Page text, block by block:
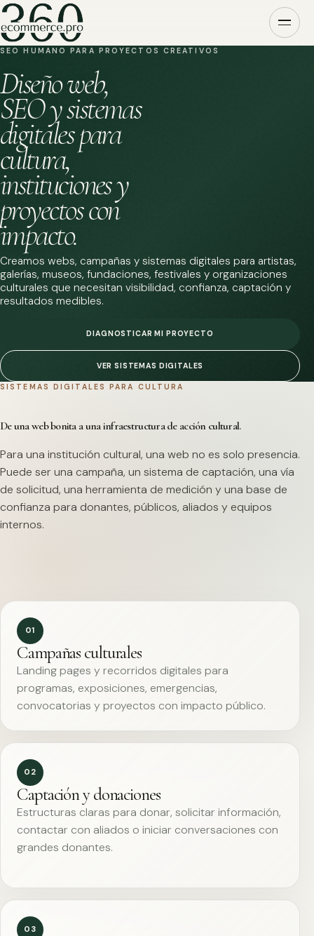
SEO HUMANO PARA PROYECTOS CREATIVOS
Diseño web,
SEO y sistemas
digitales para
cultura,
instituciones y
proyectos con
impacto.
Creamos webs, campañas y sistemas digitales para artistas,
galerías, museos, fundaciones, festivales y organizaciones
culturales que necesitan visibilidad, confianza, captación y
resultados medibles.
DIAGNOSTICAR MI PROYECTO
VER SISTEMAS DIGITALES
SISTEMAS DIGITALES PARA CULTURA
De una web bonita a una infraestructura de acción cultural.
Para una institución cultural, una web no es solo presencia.
Puede ser una campaña, un sistema de captación, una vía
de solicitud, una herramienta de medición y una base de
confianza para donantes, públicos, aliados y equipos
internos.
01
Campañas culturales
Landing pages y recorridos digitales para
programas, exposiciones, emergencias,
convocatorias y proyectos con impacto público.
02
Captación y donaciones
Estructuras claras para donar, solicitar información,
contactar con aliados o iniciar conversaciones con
grandes donantes.
03